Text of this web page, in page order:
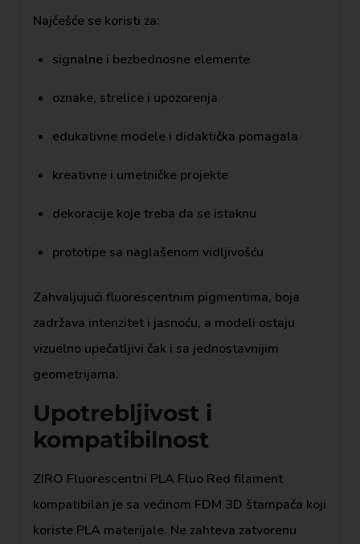
Najčešće se koristi za:
signalne i bezbednosne elemente
oznake, strelice i upozorenja
edukativne modele i didaktička pomagala
kreativne i umetničke projekte
dekoracije koje treba da se istaknu
prototipe sa naglašenom vidljivošću
Zahvaljujući fluorescentnim pigmentima, boja
zadržava intenzitet i jasnoću, a modeli ostaju
vizuelno upečatljivi čak i sa jednostavnijim
geometrijama.
Upotrebljivost i
kompatibilnost
ZIRO Fluorescentni PLA Fluo Red filament
kompatibilan je sa većinom FDM 3D štampača koji
koriste PLA materijale. Ne zahteva zatvorenu